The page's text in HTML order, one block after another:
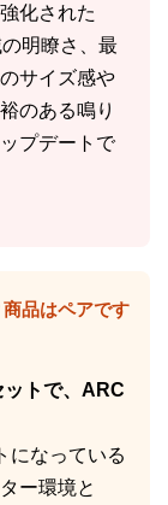
化された
明瞭さ、最
サイズ感や
のある鳴り
プデートで
品はペアです
トで、ARC
になっている
ー環境と